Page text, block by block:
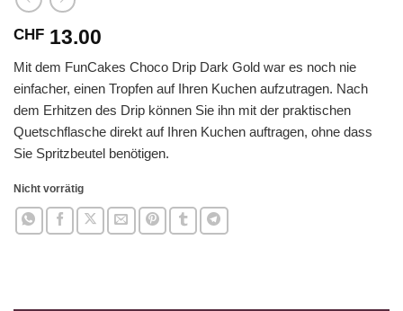
CHF 13.00
Mit dem FunCakes Choco Drip Dark Gold war es noch nie
einfacher, einen Tropfen auf Ihren Kuchen aufzutragen. Nach
dem Erhitzen des Drip können Sie ihn mit der praktischen
Quetschflasche direkt auf Ihren Kuchen auftragen, ohne dass
Sie Spritzbeutel benötigen.
Nicht vorrätig